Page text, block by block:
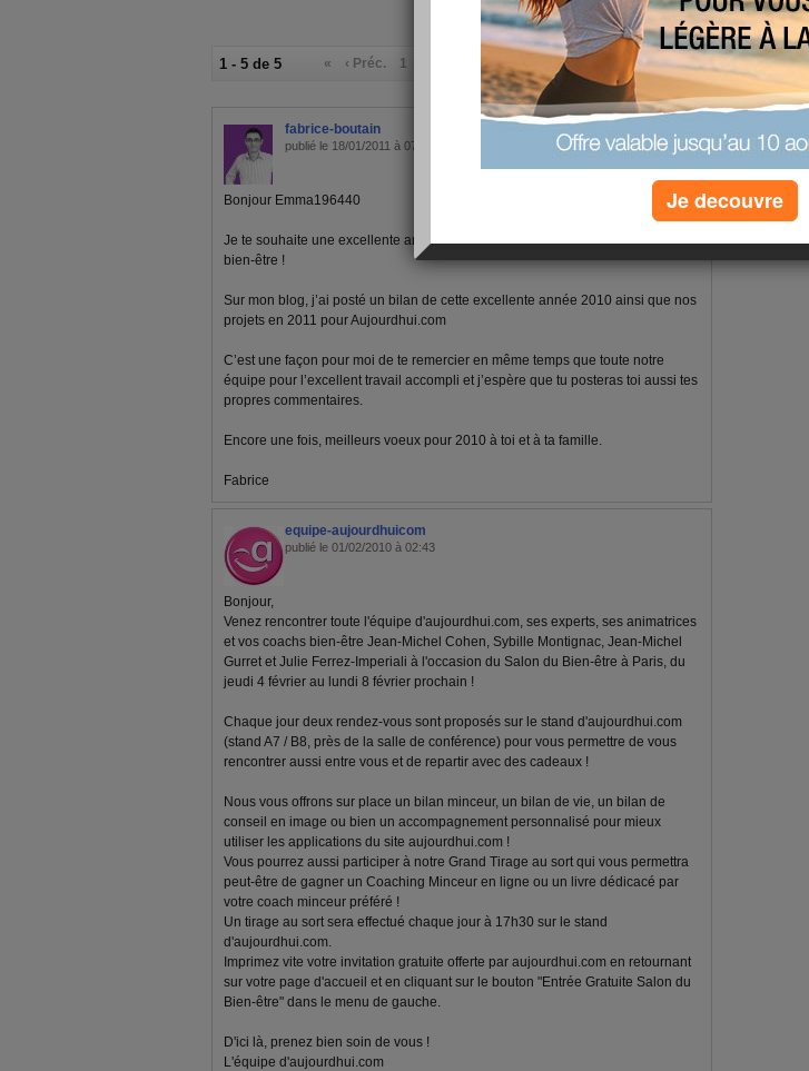
1 - 5 de 5 « ‹ Préc. 1 »
fabrice-boutain
publié le 18/01/2011 à 07:50
Bonjour Emma196440
Je te souhaite une excellente année 2011, pleine de santé, de bonheur et de
bien-être !
Sur mon blog, j’ai posté un bilan de cette excellente année 2010 ainsi que nos
projets en 2011 pour Aujourdhui.com
C’est une façon pour moi de te remercier en même temps que toute notre
équipe pour l’excellent travail accompli et j’espère que tu posteras toi aussi tes
propres commentaires.
Encore une fois, meilleurs voeux pour 2010 à toi et à ta famille.
Fabrice
equipe-aujourdhuicom
publié le 01/02/2010 à 02:43
Bonjour,
Venez rencontrer toute l'équipe d'aujourdhui.com, ses experts, ses animatrices
et vos coachs bien-être Jean-Michel Cohen, Sybille Montignac, Jean-Michel
Gurret et Julie Ferrez-Imperiali à l'occasion du Salon du Bien-être à Paris, du
jeudi 4 février au lundi 8 février prochain !
Chaque jour deux rendez-vous sont proposés sur le stand d'aujourdhui.com
(stand A7 / B8, près de la salle de conférence) pour vous permettre de vous
rencontrer aussi entre vous et de repartir avec des cadeaux !
Nous vous offrons sur place un bilan minceur, un bilan de vie, un bilan de
conseil en image ou bien un accompagnement personnalisé pour mieux
utiliser les applications du site aujourdhui.com !
Vous pourrez aussi participer à notre Grand Tirage au sort qui vous permettra
peut-être de gagner un Coaching Minceur en ligne ou un livre dédicacé par
votre coach minceur préféré !
Un tirage au sort sera effectué chaque jour à 17h30 sur le stand
d'aujourdhui.com.
Imprimez vite votre invitation gratuite offerte par aujourdhui.com en retournant
sur votre page d'accueil et en cliquant sur le bouton "Entrée Gratuite Salon du
Bien-être" dans le menu de gauche.
D'ici là, prenez bien soin de vous !
L'équipe d'aujourdhui.com
Je decouvre